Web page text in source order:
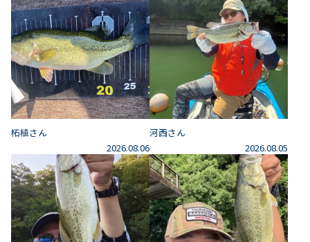
柘植さん
2026.08.06
河西さん
2026.08.05